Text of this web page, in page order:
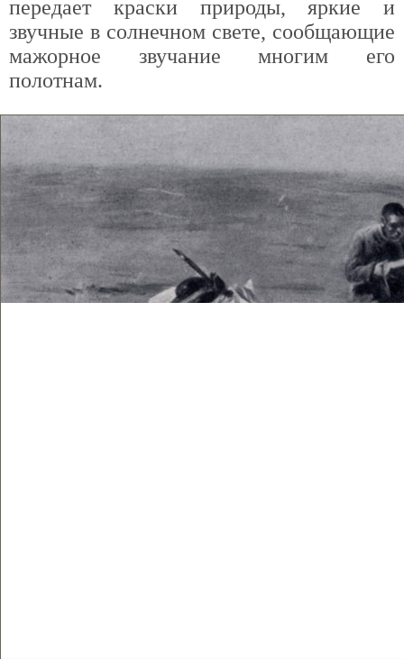
передает краски природы, яркие и
звучные в солнечном свете, сообщающие
мажорное звучание многим его
полотнам.